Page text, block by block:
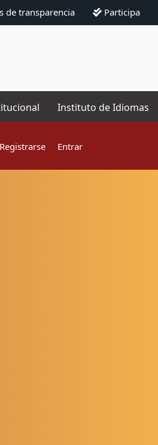
de transparencia Participa
Instituto de Idiomas
Registrarse Entrar